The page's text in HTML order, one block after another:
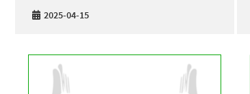
2025-04-15